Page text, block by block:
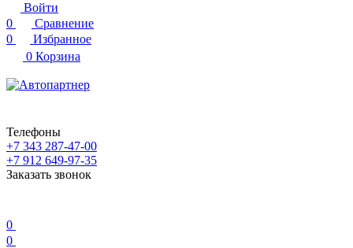
Войти
0
Сравнение
0
Избранное
0 Корзина
Телефоны
+7 343 287-47-00
+7 912 649-97-35
Заказать звонок
0
0